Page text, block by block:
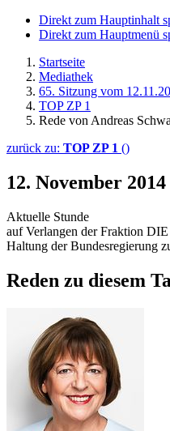
Direkt zum Hauptinhalt
Direkt zum Hauptmenü
Startseite
Mediathek
65. Sitzung vom
TOP ZP 1
Rede von Andreas
zurück zu: TOP ZP 1 ()
12. November 2014
Aktuelle Stunde
auf Verlangen der Fraktion
Haltung der Bundesregierung
Reden zu diesem